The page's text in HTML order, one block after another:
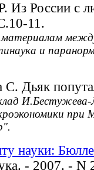
Из России с
11.
и
С. Дьяк
при
науки:
- 2007. - N